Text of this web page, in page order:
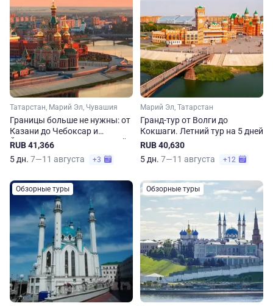
Татарстан, Марий Эл, Чувашия
Границы больше не нужны: от
Казани до Чебоксар и
Йошкар-Олы летом за 5 дней
RUB 41,366
5 дн. 7—11 августа +3
Марий Эл, Татарстан
Гранд-тур от Волги до
Кокшаги. Летний тур на 5 дней
RUB 40,630
5 дн. 7—11 августа +12
Обзорные туры Обзорные туры